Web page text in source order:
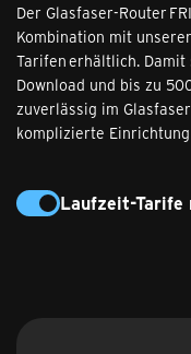
Der Glasfaser-Router
Kombination mit
Tarifen erhältlich. Damit
Download und bis zu
zuverlässig im
komplizierte
Laufzeit-Tarife